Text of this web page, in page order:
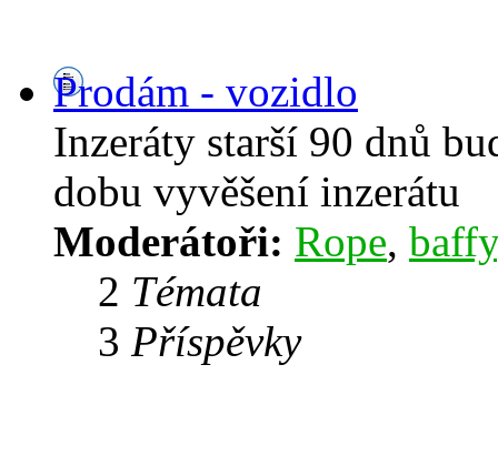
Prodám - vozidlo
Inzeráty starší 90 dnů
dobu vyvěšení inzerátu
Moderátoři: Rope, baffy
2 Témata
3 Příspěvky